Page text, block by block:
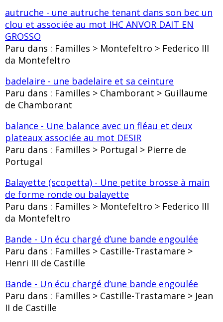
autruche - une autruche tenant dans son bec un
clou et associée au mot IHC ANVOR DAIT EN
GROSSO
Paru dans : Familles > Montefeltro > Federico III
da Montefeltro
badelaire - une badelaire et sa ceinture
Paru dans : Familles > Chamborant > Guillaume
de Chamborant
balance - Une balance avec un fléau et deux
plateaux associée au mot DESIR
Paru dans : Familles > Portugal > Pierre de
Portugal
Balayette (scopetta) - Une petite brosse à main
de forme ronde ou balayette
Paru dans : Familles > Montefeltro > Federico III
da Montefeltro
Bande - Un écu chargé d’une bande engoulée
Paru dans : Familles > Castille-Trastamare >
Henri III de Castille
Bande - Un écu chargé d’une bande engoulée
Paru dans : Familles > Castille-Trastamare > Jean
II de Castille